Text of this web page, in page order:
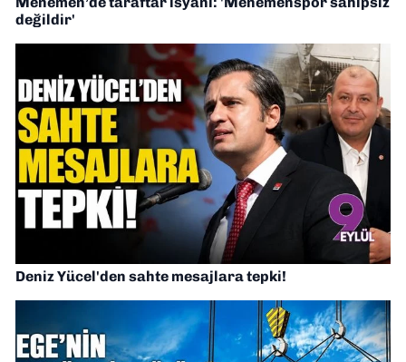
değildir'
Deniz Yücel'den sahte mesajlara tepki!